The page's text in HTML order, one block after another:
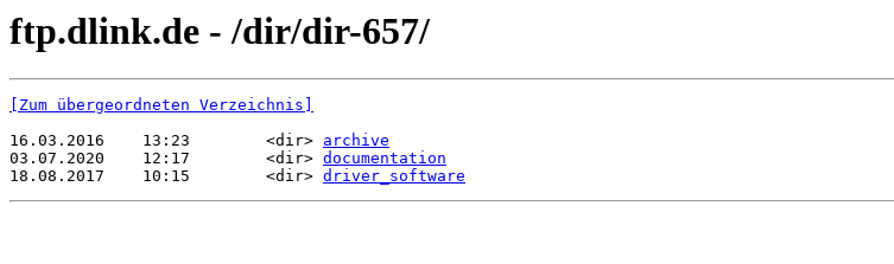
ftp.dlink.de - /dir/dir-657/
[Zum übergeordneten Verzeichnis]
16.03.2016    13:23        <dir> archive
03.07.2020    12:17        <dir> documentation
18.08.2017    10:15        <dir> driver_software